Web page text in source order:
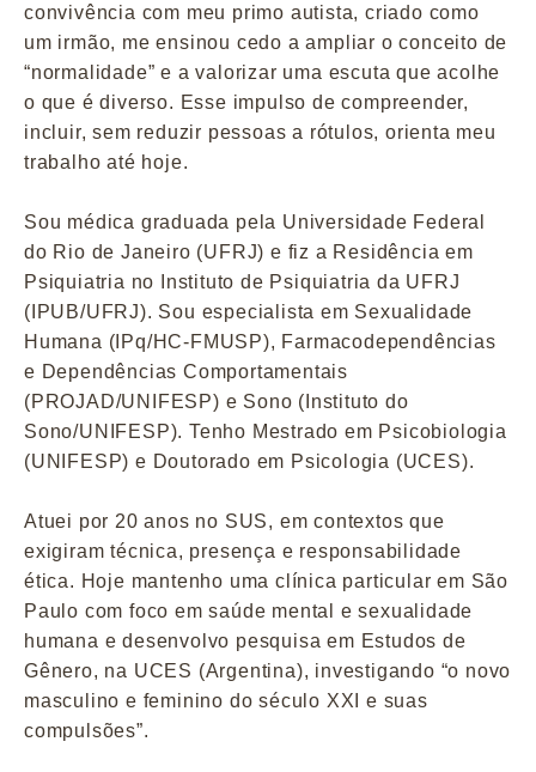
convivência com meu primo autista, criado como
um irmão, me ensinou cedo a ampliar o conceito de
“normalidade” e a valorizar uma escuta que acolhe
o que é diverso. Esse impulso de compreender,
incluir, sem reduzir pessoas a rótulos, orienta meu
trabalho até hoje.
Sou médica graduada pela Universidade Federal
do Rio de Janeiro (UFRJ) e fiz a Residência em
Psiquiatria no Instituto de Psiquiatria da UFRJ
(IPUB/UFRJ). Sou especialista em Sexualidade
Humana (IPq/HC-FMUSP), Farmacodependências
e Dependências Comportamentais
(PROJAD/UNIFESP) e Sono (Instituto do
Sono/UNIFESP). Tenho Mestrado em Psicobiologia
(UNIFESP) e Doutorado em Psicologia (UCES).
Atuei por 20 anos no SUS, em contextos que
exigiram técnica, presença e responsabilidade
ética. Hoje mantenho uma clínica particular em São
Paulo com foco em saúde mental e sexualidade
humana e desenvolvo pesquisa em Estudos de
Gênero, na UCES (Argentina), investigando “o novo
masculino e feminino do século XXI e suas
compulsões”.